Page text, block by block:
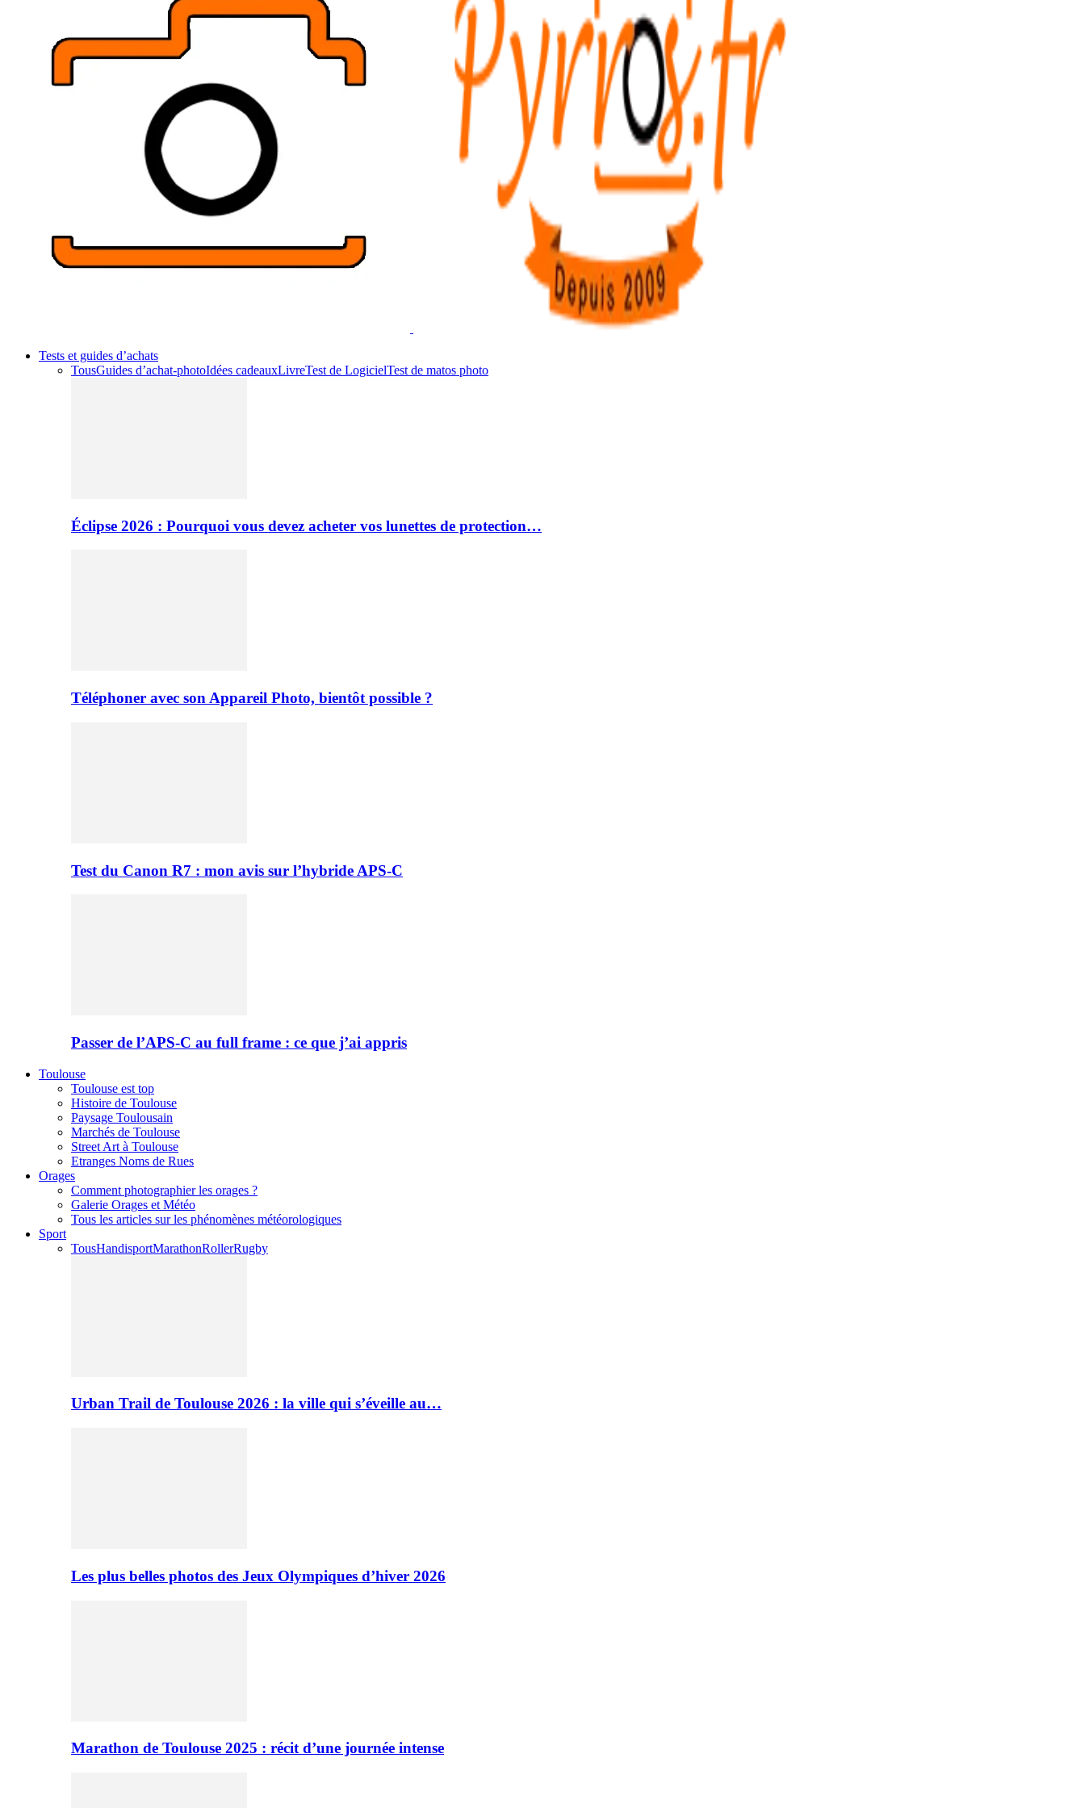
Tests et guides d’achats
TousGuides d’achat-photoIdées cadeauxLivreTest de LogicielTest de matos photo
Éclipse 2026 : Pourquoi vous devez acheter vos lunettes de protection…
Téléphoner avec son Appareil Photo, bientôt possible ?
Test du Canon R7 : mon avis sur l’hybride APS-C
Passer de l’APS-C au full frame : ce que j’ai appris
Toulouse
Toulouse est top
Histoire de Toulouse
Paysage Toulousain
Marchés de Toulouse
Street Art à Toulouse
Etranges Noms de Rues
Orages
Comment photographier les orages ?
Galerie Orages et Météo
Tous les articles sur les phénomènes météorologiques
Sport
TousHandisportMarathonRollerRugby
Urban Trail de Toulouse 2026 : la ville qui s’éveille au…
Les plus belles photos des Jeux Olympiques d’hiver 2026
Marathon de Toulouse 2025 : récit d’une journée intense